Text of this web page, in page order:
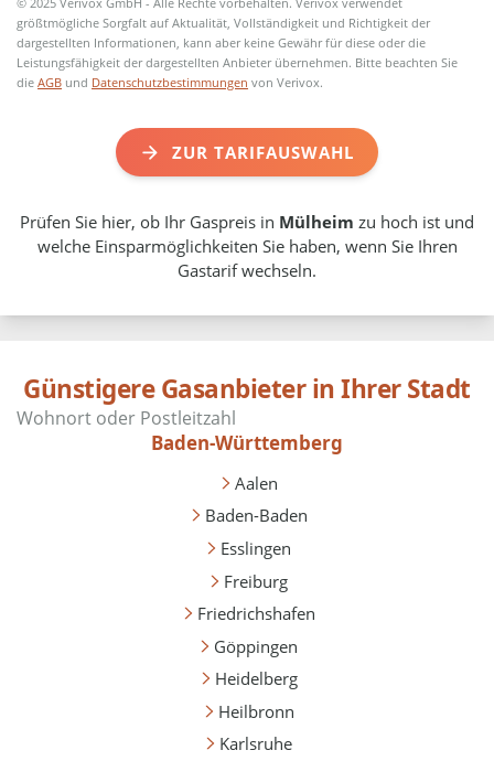
größtmögliche Sorgfalt auf Aktualität, Vollständigkeit und Richtigkeit der
dargestellten Informationen, kann aber keine Gewähr für diese oder die
Leistungsfähigkeit der dargestellten Anbieter übernehmen. Bitte beachten Sie
dieAGB und Datenschutzbestimmungen von Verivox.
ZUR TARIFAUSWAHL
Prüfen Sie hier, ob Ihr Gaspreis in Mülheim zu hoch ist und
welche Einsparmöglichkeiten Sie haben, wenn Sie Ihren
Gastarif wechseln.
Günstigere Gasanbieter in Ihrer Stadt
Baden-Württemberg
Aalen
Baden-Baden
Esslingen
Freiburg
Friedrichshafen
Göppingen
Heidelberg
Heilbronn
Karlsruhe